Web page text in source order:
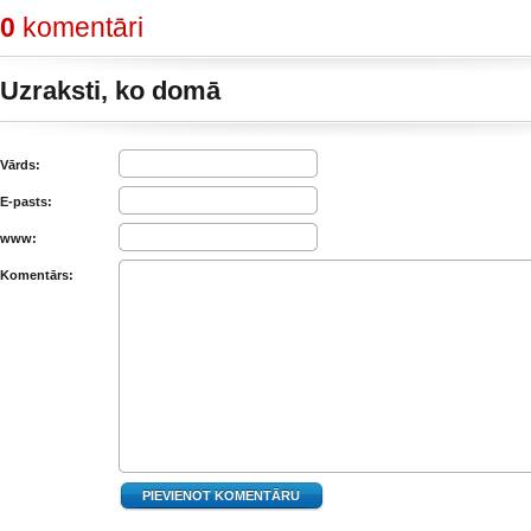
0 komentāri
Uzraksti, ko domā
Vārds:
E-pasts:
www:
Komentārs: